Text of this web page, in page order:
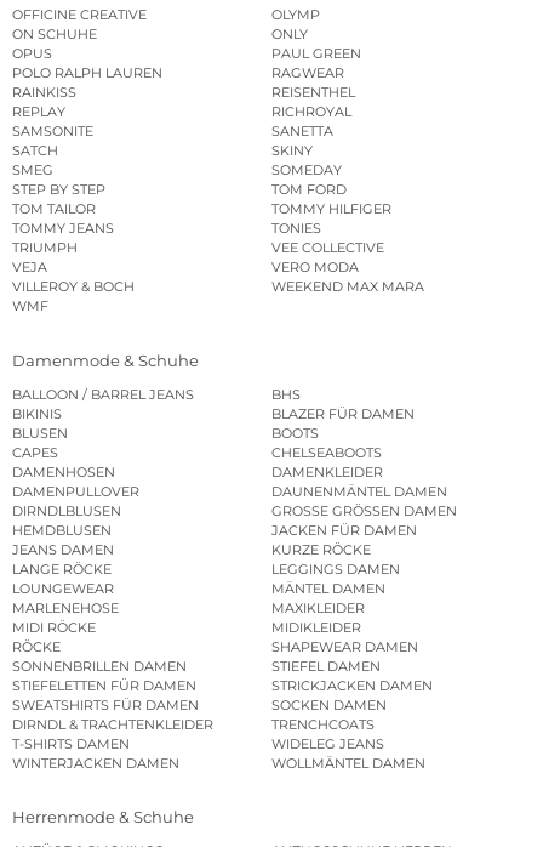
OFFICINE CREATIVE
OLYMP
ON SCHUHE
ONLY
OPUS
PAUL GREEN
POLO RALPH LAUREN
RAGWEAR
RAINKISS
REISENTHEL
REPLAY
RICHROYAL
SAMSONITE
SANETTA
SATCH
SKINY
SMEG
SOMEDAY
STEP BY STEP
TOM FORD
TOM TAILOR
TOMMY HILFIGER
TOMMY JEANS
TONIES
TRIUMPH
VEE COLLECTIVE
VEJA
VERO MODA
VILLEROY & BOCH
WEEKEND MAX MARA
WMF
Damenmode & Schuhe
BALLOON / BARREL JEANS
BHS
BIKINIS
BLAZER FÜR DAMEN
BLUSEN
BOOTS
CAPES
CHELSEABOOTS
DAMENHOSEN
DAMENKLEIDER
DAMENPULLOVER
DAUNENMÄNTEL DAMEN
DIRNDLBLUSEN
GROSSE GRÖSSEN DAMEN
HEMDBLUSEN
JACKEN FÜR DAMEN
JEANS DAMEN
KURZE RÖCKE
LANGE RÖCKE
LEGGINGS DAMEN
LOUNGEWEAR
MÄNTEL DAMEN
MARLENEHOSE
MAXIKLEIDER
MIDI RÖCKE
MIDIKLEIDER
RÖCKE
SHAPEWEAR DAMEN
SONNENBRILLEN DAMEN
STIEFEL DAMEN
STIEFELETTEN FÜR DAMEN
STRICKJACKEN DAMEN
SWEATSHIRTS FÜR DAMEN
SOCKEN DAMEN
DIRNDL & TRACHTENKLEIDER
TRENCHCOATS
T-SHIRTS DAMEN
WIDELEG JEANS
WINTERJACKEN DAMEN
WOLLMÄNTEL DAMEN
Herrenmode & Schuhe